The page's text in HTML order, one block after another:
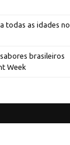
todas as idades no
brasileiros
Week